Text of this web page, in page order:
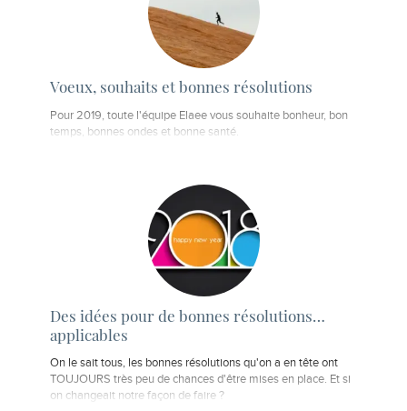
Voeux, souhaits et bonnes résolutions
Pour 2019, toute l'équipe Elaee vous souhaite bonheur, bon
temps, bonnes ondes et bonne santé.
Des idées pour de bonnes résolutions…
applicables
On le sait tous, les bonnes résolutions qu'on a en tête ont
TOUJOURS très peu de chances d'être mises en place. Et si
on changeait notre façon de faire ?